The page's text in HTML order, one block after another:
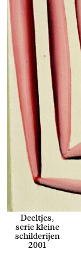
Deeltjes,
serie kleine
schilderijen
2001